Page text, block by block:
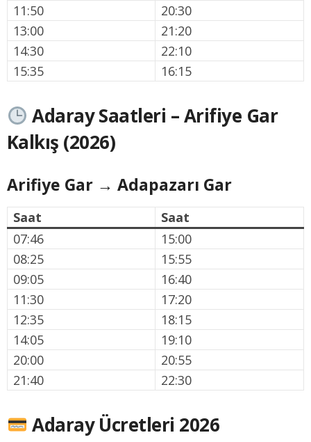
11:50
20:30
13:00
21:20
14:30
22:10
15:35
16:15
Adaray Saatleri – Arifiye Gar
Kalkış (2026)
Arifiye Gar → Adapazarı Gar
Saat
Saat
07:46
15:00
08:25
15:55
09:05
16:40
11:30
17:20
12:35
18:15
14:05
19:10
20:00
20:55
21:40
22:30
Adaray Ücretleri 2026